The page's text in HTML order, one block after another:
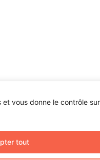
et vous donne le contrôle
tout